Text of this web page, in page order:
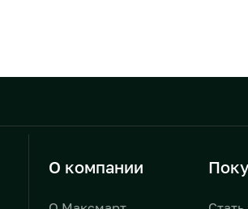
О компании